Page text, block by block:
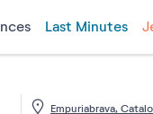
Last Minutes
Empuriabrava,